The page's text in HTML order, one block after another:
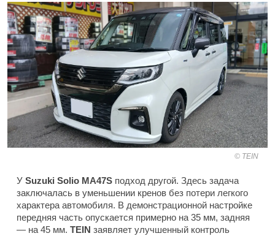
TEIN
У Suzuki Solio MA47S подход другой. Здесь задача
заключалась в уменьшении кренов без потери легкого
характера автомобиля. В демонстрационной настройке
передняя часть опускается примерно на 35 мм, задняя
— на 45 мм. TEIN заявляет улучшенный контроль